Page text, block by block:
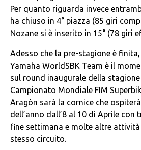
Per quanto riguarda invece
ha chiuso in 4° piazza (85 giri
Nozane si è inserito in 15° (78 giri
Adesso che la pre-stagione è finita,
Yamaha WorldSBK Team è il
sul round inaugurale della
Campionato Mondiale FIM
Aragòn sarà la cornice che
dell’anno dall’8 al 10 di Aprile con
fine settimana e molte altre
stesso circuito.